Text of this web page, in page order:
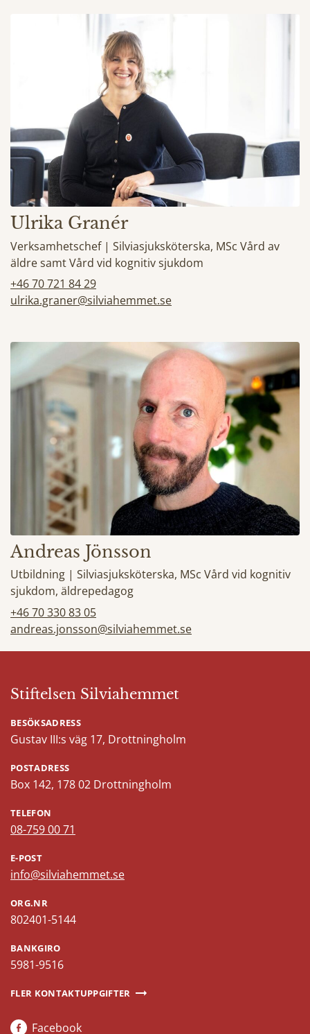
Ulrika Granér
Verksamhetschef | Silviasjuksköterska, MSc Vård av
äldre samt Vård vid kognitiv sjukdom
+46 70 721 84 29
ulrika.graner@silviahemmet.se
Andreas Jönsson
Utbildning | Silviasjuksköterska, MSc Vård vid kognitiv
sjukdom, äldrepedagog
+46 70 330 83 05
andreas.jonsson@silviahemmet.se
Stiftelsen Silviahemmet
BESÖKSADRESS
Gustav III:s väg 17, Drottningholm
POSTADRESS
Box 142, 178 02 Drottningholm
TELEFON
08-759 00 71
E-POST
info@silviahemmet.se
ORG.NR
802401-5144
BANKGIRO
5981-9516
FLER KONTAKTUPPGIFTER
Facebook